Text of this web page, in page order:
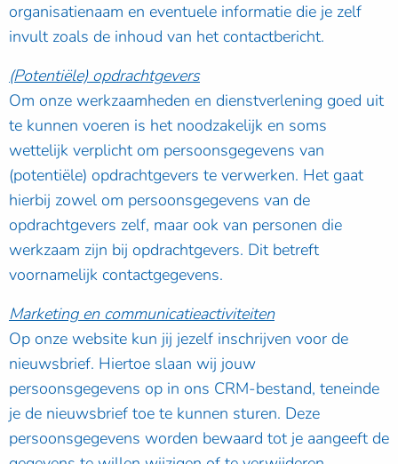
organisatienaam en eventuele informatie die je zelf
invult zoals de inhoud van het contactbericht.
(Potentiële) opdrachtgevers
Om onze werkzaamheden en dienstverlening goed uit
te kunnen voeren is het noodzakelijk en soms
wettelijk verplicht om persoonsgegevens van
(potentiële) opdrachtgevers te verwerken. Het gaat
hierbij zowel om persoonsgegevens van de
opdrachtgevers zelf, maar ook van personen die
werkzaam zijn bij opdrachtgevers. Dit betreft
voornamelijk contactgegevens.
Marketing en communicatieactiviteiten
Op onze website kun jij jezelf inschrijven voor de
nieuwsbrief. Hiertoe slaan wij jouw
persoonsgegevens op in ons CRM-bestand, teneinde
je de nieuwsbrief toe te kunnen sturen. Deze
persoonsgegevens worden bewaard tot je aangeeft de